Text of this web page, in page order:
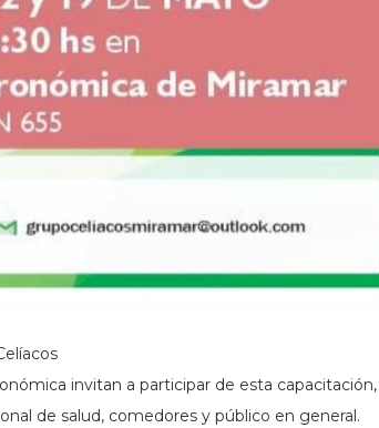
invitan a participar de esta capacitación,
de salud, comedores y público en general.